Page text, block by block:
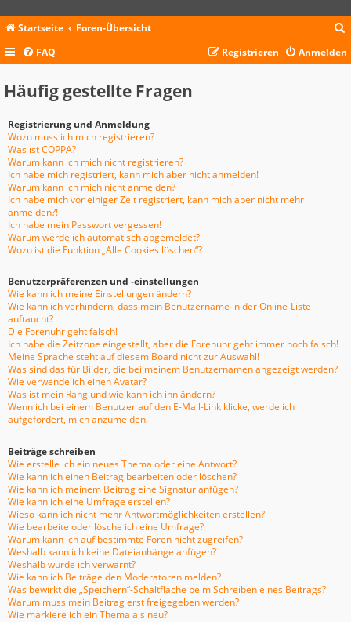
Startseite Foren-Übersicht
c
FAQ Anmelden
Registrieren
Häufig gestellte Fragen
Registrierung und Anmeldung
Wozu muss ich mich registrieren?
Was ist COPPA?
Warum kann ich mich nicht registrieren?
Ich habe mich registriert, kann mich aber nicht anmelden!
Warum kann ich mich nicht anmelden?
Ich habe mich vor einiger Zeit registriert, kann mich aber nicht mehr
anmelden?!
Ich habe mein Passwort vergessen!
Warum werde ich automatisch abgemeldet?
Wozu ist die Funktion „Alle Cookies löschen“?
Benutzerpräferenzen und -einstellungen
Wie kann ich meine Einstellungen ändern?
Wie kann ich verhindern, dass mein Benutzername in der Online-Liste
auftaucht?
Die Forenuhr geht falsch!
Ich habe die Zeitzone eingestellt, aber die Forenuhr geht immer noch falsch!
Meine Sprache steht auf diesem Board nicht zur Auswahl!
Was sind das für Bilder, die bei meinem Benutzernamen angezeigt werden?
Wie verwende ich einen Avatar?
Was ist mein Rang und wie kann ich ihn ändern?
Wenn ich bei einem Benutzer auf den E-Mail-Link klicke, werde ich
aufgefordert, mich anzumelden.
Beiträge schreiben
Wie erstelle ich ein neues Thema oder eine Antwort?
Wie kann ich einen Beitrag bearbeiten oder löschen?
Wie kann ich meinem Beitrag eine Signatur anfügen?
Wie kann ich eine Umfrage erstellen?
Wieso kann ich nicht mehr Antwortmöglichkeiten erstellen?
Wie bearbeite oder lösche ich eine Umfrage?
Warum kann ich auf bestimmte Foren nicht zugreifen?
Weshalb kann ich keine Dateianhänge anfügen?
Weshalb wurde ich verwarnt?
Wie kann ich Beiträge den Moderatoren melden?
Was bewirkt die „Speichern“-Schaltfläche beim Schreiben eines Beitrags?
Warum muss mein Beitrag erst freigegeben werden?
Wie markiere ich ein Thema als neu?